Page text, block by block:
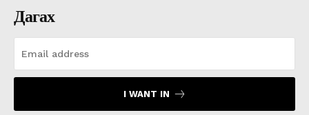
Дагах
I WANT IN